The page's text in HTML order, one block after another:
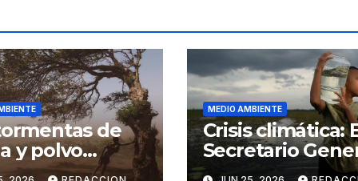
de
y polvo
MEDIO AMBIENTE
Crisis climática:
Secretario
presenta una